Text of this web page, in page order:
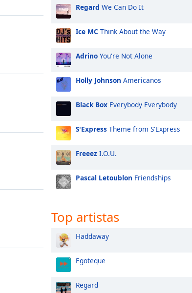
Regard We Can Do It
Ice MC Think About the Way
Adrino You're Not Alone
Holly Johnson Americanos
Black Box Everybody Everybody
S'Express Theme from S'Express
Freeez I.O.U.
Pascal Letoublon Friendships
Top artistas
Haddaway
Egoteque
Regard